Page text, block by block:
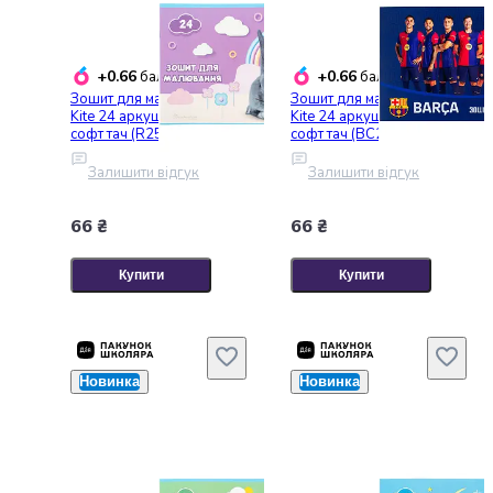
консерви
Овочева
консервація
М'ясні
консерви
Фруктова
консервація
Оливки
Паштети
Джеми
Мед
Варення
Соуси
+0.66балобонусів
Зошит для малювання
Kite 24 аркуша скоба
софт тач (R25-242)
Залишити відгук
66 ₴
Купити
+0.66балобонусів
Зошит для малювання
Kite 24 аркуша скоба
софт тач (BC25-242)
Залишити відгук
66 ₴
Купити
Новинка Новинка